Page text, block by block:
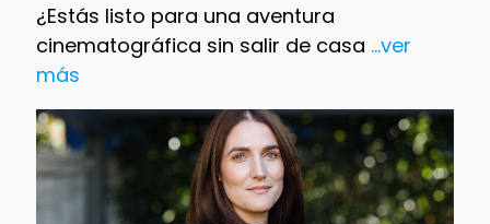
¿Estás listo para una aventura
cinematográfica sin salir de casa ...ver
más